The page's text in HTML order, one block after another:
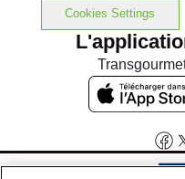
Cookies Settings